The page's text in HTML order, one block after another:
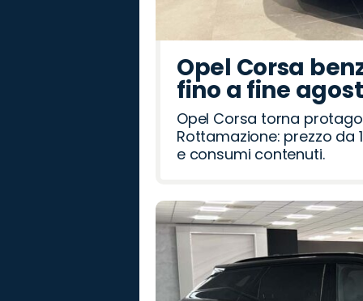
Opel Corsa
fino a fine
Opel Corsa torna
Rottamazione: prezzo da
e consumi contenuti.